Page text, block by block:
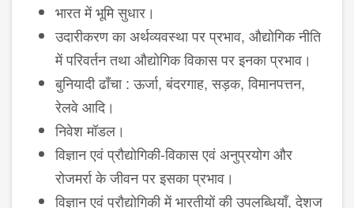
भारत में भूमि सुधार।
उदारीकरण का अर्थव्यवस्था पर प्रभाव, औद्योगिक नीति
में परिवर्तन तथा औद्योगिक विकास पर इनका प्रभाव।
बुनियादी ढाँचा : ऊर्जा, बंदरगाह, सड़क, विमानपत्तन,
रेलवे आदि।
निवेश मॉडल।
विज्ञान एवं प्रौद्योगिकी-विकास एवं अनुप्रयोग और
रोजमर्रा के जीवन पर इसका प्रभाव।
विज्ञान एवं प्रौद्योगिकी में भारतीयों की उपल​ब्धियाँ, देशज